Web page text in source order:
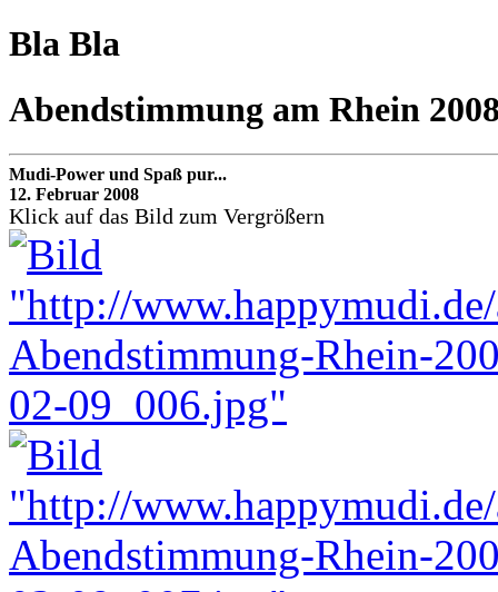
Bla Bla
Abendstimmung am Rhein
Mudi-Power und Spaß pur...
12. Februar 2008
Klick auf das Bild zum Vergrößern